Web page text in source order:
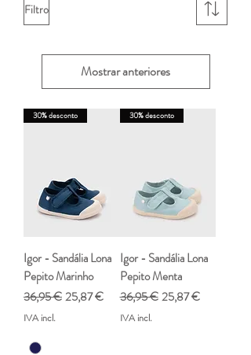
Filtro
Mostrar anteriores
30% desconto
Igor - Sandália Lona
Pepito Marinho
Preço normal
36,95 €Preço promocional
25,87 €
IVA incl.
30% desconto
Igor - Sandália Lona
Pepito Menta
Preço normal
36,95 € Preço promocional
25,87 €
IVA incl.